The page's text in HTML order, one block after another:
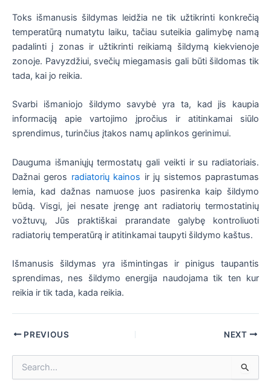
Toks išmanusis šildymas leidžia ne tik užtikrinti konkrečią
temperatūrą numatytu laiku, tačiau suteikia galimybę namą
padalinti į zonas ir užtikrinti reikiamą šildymą kiekvienoje
zonoje. Pavyzdžiui, svečių miegamasis gali būti šildomas tik
tada, kai jo reikia.
Svarbi išmaniojo šildymo savybė yra ta, kad jis kaupia
informaciją apie vartojimo įpročius ir atitinkamai siūlo
sprendimus, turinčius įtakos namų aplinkos gerinimui.
Dauguma išmaniųjų termostatų gali veikti ir su radiatoriais.
Dažnai geros radiatorių kainos ir jų sistemos paprastumas
lemia, kad dažnas namuose juos pasirenka kaip šildymo
būdą. Visgi, jei nesate įrengę ant radiatorių termostatinių
vožtuvų, Jūs praktiškai prarandate galybę kontroliuoti
radiatorių temperatūrą ir atitinkamai taupyti šildymo kaštus.
Išmanusis šildymas yra išmintingas ir pinigus taupantis
sprendimas, nes šildymo energija naudojama tik ten kur
reikia ir tik tada, kada reikia.
PostPREVIOUS NEXT